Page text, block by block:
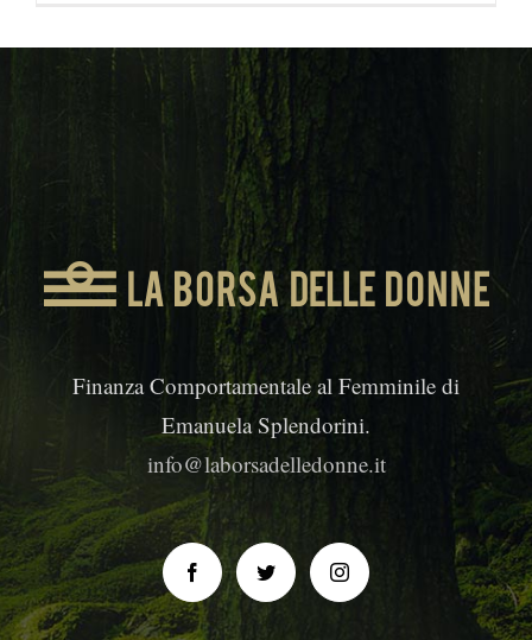
Finanza Comportamentale al Femminile di
Emanuela Splendorini.
info@laborsadelledonne.it